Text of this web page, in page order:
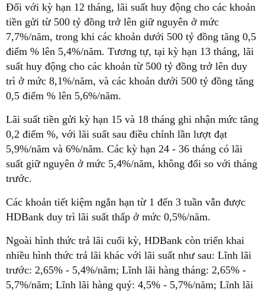
Đối với kỳ hạn 12 tháng, lãi suất huy động cho các khoản
tiền gửi từ 500 tỷ đồng trở lên giữ nguyên ở mức
7,7%/năm, trong khi các khoản dưới 500 tỷ đồng tăng 0,5
điểm % lên 5,4%/năm. Tương tự, tại kỳ hạn 13 tháng, lãi
suất huy động cho các khoản từ 500 tỷ đồng trở lên duy
trì ở mức 8,1%/năm, và các khoản dưới 500 tỷ đồng tăng
0,5 điểm % lên 5,6%/năm.
Lãi suất tiền gửi kỳ hạn 15 và 18 tháng ghi nhận mức tăng
0,2 điểm %, với lãi suất sau điều chỉnh lần lượt đạt
5,9%/năm và 6%/năm. Các kỳ hạn 24 - 36 tháng có lãi
suất giữ nguyên ở mức 5,4%/năm, không đổi so với tháng
trước.
Các khoản tiết kiệm ngắn hạn từ 1 đến 3 tuần vẫn được
HDBank duy trì lãi suất thấp ở mức 0,5%/năm.
Ngoài hình thức trả lãi cuối kỳ, HDBank còn triển khai
nhiều hình thức trả lãi khác với lãi suất như sau: Lĩnh lãi
trước: 2,65% - 5,4%/năm; Lĩnh lãi hàng tháng: 2,65% -
5,7%/năm; Lĩnh lãi hàng quý: 4,5% - 5,7%/năm; Lĩnh lãi